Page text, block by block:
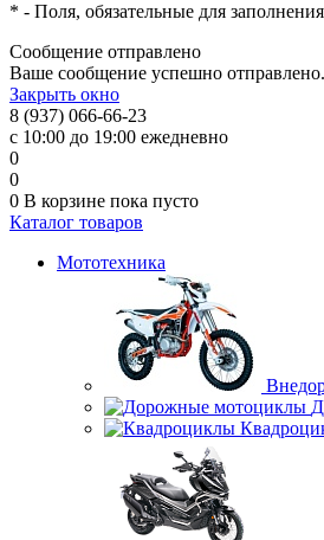
* - Поля, обязательные для заполнения
Сообщение отправлено
Ваше сообщение успешно
Закрыть окно
8 (937) 066-66-23
с 10:00 до 19:00 ежедневно
0
0
0 В корзине пока пусто
Каталог товаров
Мототехника